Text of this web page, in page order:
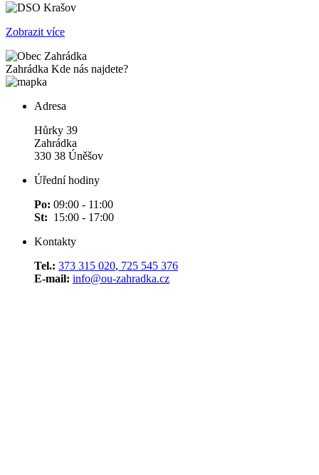
Zobrazit více
Zahrádka Kde nás najdete?
Adresa
Hůrky 39
Zahrádka
330 38 Úněšov
Úřední hodiny
Po: 09:00 - 11:00
St: 15:00 - 17:00
Kontakty
Tel.: 373 315 020, 725 545 376
E-mail: info@ou-zahradka.cz